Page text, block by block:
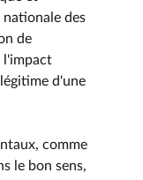
nationale des
de
l'impact
d'une
comme
le bon sens,